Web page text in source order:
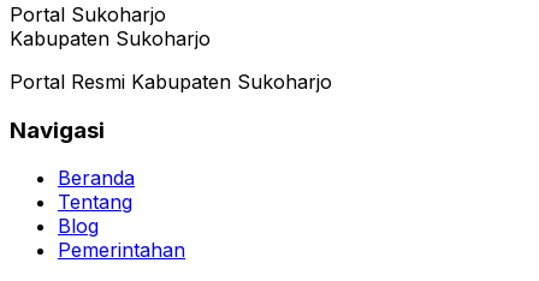
Portal Sukoharjo
Kabupaten Sukoharjo
Portal Resmi Kabupaten Sukoharjo
Navigasi
Beranda
Tentang
Blog
Pemerintahan